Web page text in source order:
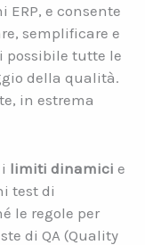
e consente
semplificare e
possibile tutte le
della qualità.
in estrema
i limiti dinamici e
test di
le regole per
di QA (Quality